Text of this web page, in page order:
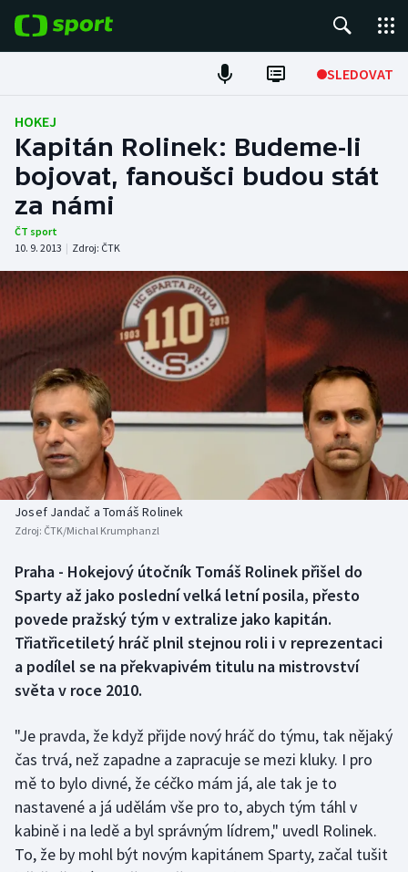
SLEDOVAT
Fotbal
Hokej
Tenis
Atletika
Cyklistika
DALŠÍ SPORTY
Americký fotbal
Baseball a softbal
Basketbal
Biatlon
Box
Curling
Dostihy
Florbal
Futsal
Golf
Gymnastika
NEPŘEHLÉDNĚTE
Soutěže
Historické návraty
Aplikace ČT sport
HOKEJ
Kapitán Rolinek: Budeme-li
bojovat, fanoušci budou stát
za námi
ČT sport
10. 9. 2013 | Zdroj: ČTK
Josef Jandač a Tomáš Rolinek
Zdroj: ČTK/Michal Krumphanzl
Praha - Hokejový útočník Tomáš Rolinek přišel do
Sparty až jako poslední velká letní posila, přesto
povede pražský tým v extralize jako kapitán.
Třiatřicetiletý hráč plnil stejnou roli i v reprezentaci
a podílel se na překvapivém titulu na mistrovství
světa v roce 2010.
"Je pravda, že když přijde nový hráč do týmu, tak nějaký
čas trvá, než zapadne a zapracuje se mezi kluky. I pro
mě to bylo divné, že céčko mám já, ale tak je to
nastavené a já udělám vše pro to, abych tým táhl v
kabině i na ledě a byl správným lídrem," uvedl Rolinek.
To, že by mohl být novým kapitánem Sparty, začal tušit